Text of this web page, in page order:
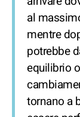
al
mentre
potrebbe
equilibrio
tornano a